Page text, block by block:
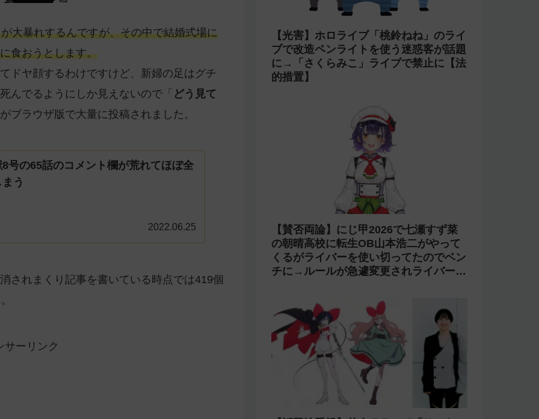
大暴れするんですが、その中で結婚式場に
食おうとします。
ドヤ顔するわけですけど、新婦の足はグチ
んでるようにしか見えないので「
どう見て
ブラウザ版で大量に投稿されました。
号の65話のコメント欄が荒れてほぼ全
う
2022.06.25
されまくり記事を書いている時点では419個
サーリンク
【万策尽きた?】「星街すいせい」と
OrchestraのCDがアニメ制作の進行問
題で発売中止に
【コンプラ】にじさんじ 鏑木ろこが
「欲しいぜナマポ」と発言し石神のぞみ
が爆笑→アーカイブをカット【あらなみ
マイクラ】
【光害】ホロライブ「桃鈴ねね」のライ
ブで改造ペンライトを使う迷惑客が話題